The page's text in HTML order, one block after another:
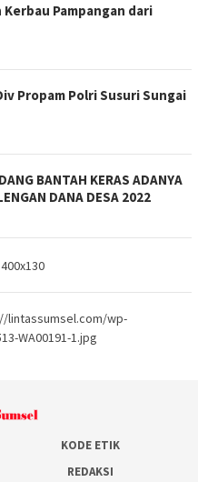
Pampangan dari
Propam Polri Susuri Sungai
BANTAH KERAS ADANYA
DANA DESA 2022
lintassumsel.com/wp-
WA00191-1.jpg
KODE ETIK
REDAKSI